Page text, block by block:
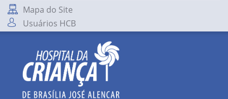
Mapa do Site
Usuários HCB